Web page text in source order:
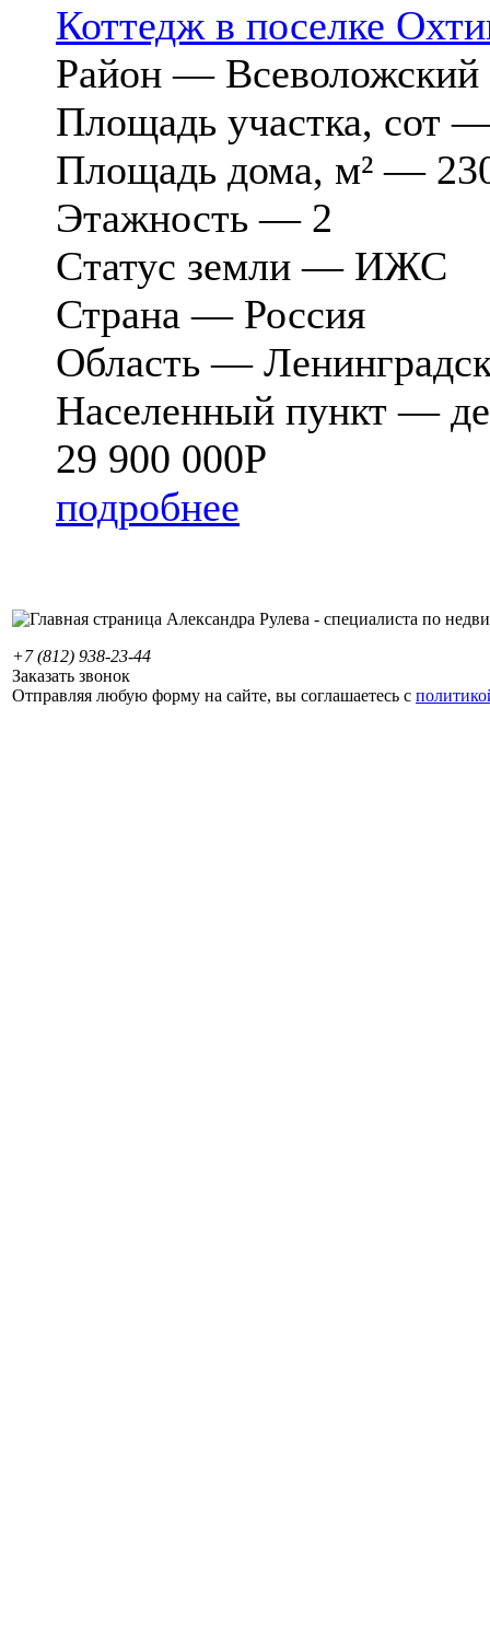
Коттедж в поселке
Район — Всеволожский
Площадь участка, сот
Площадь дома, м² —
Этажность — 2
Cтатус земли — ИЖС
Страна — Россия
Область —
Населенный пункт —
29 900 000Р
подробнее
+7 (812) 938-23-44
Заказать звонок
Отправляя любую форму на сайте, вы соглашаетесь с